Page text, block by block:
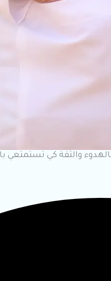
والثقة كي تستمتعي